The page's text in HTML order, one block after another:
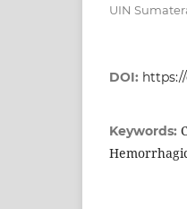
UIN
DOI: https://
Keywords: